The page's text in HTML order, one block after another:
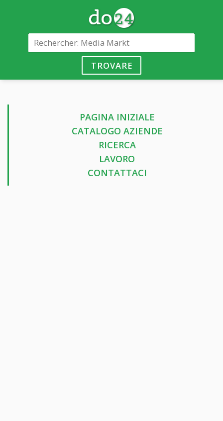
TROVARE
PAGINA INIZIALE
CATALOGO AZIENDE
RICERCA
LAVORO
CONTATTACI